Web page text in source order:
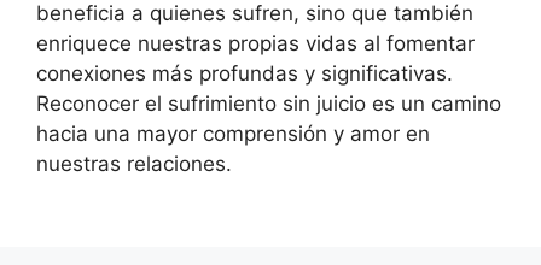
beneficia a quienes sufren, sino que también
enriquece nuestras propias vidas al fomentar
conexiones más profundas y significativas.
Reconocer el sufrimiento sin juicio es un camino
hacia una mayor comprensión y amor en
nuestras relaciones.